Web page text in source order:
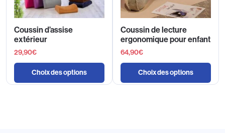
Coussin d’assise
extérieur
29,90€
Choix des options
Coussin de lecture
ergonomique pour enfant
64,90€
Choix des options